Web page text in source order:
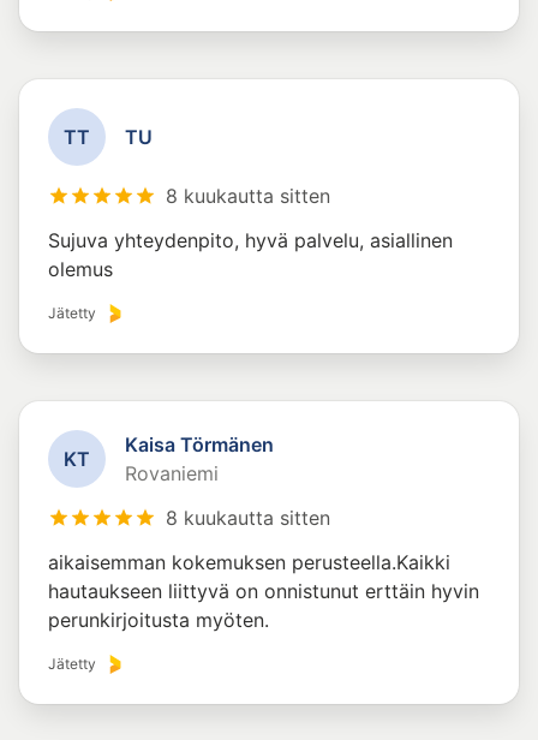
TT TU
8 kuukautta sitten
Sujuva yhteydenpito, hyvä palvelu, asiallinen
olemus
Jätetty
KT
Kaisa Törmänen
Rovaniemi
8 kuukautta sitten
aikaisemman kokemuksen perusteella.Kaikki
hautaukseen liittyvä on onnistunut erttäin hyvin
perunkirjoitusta myöten.
Jätetty